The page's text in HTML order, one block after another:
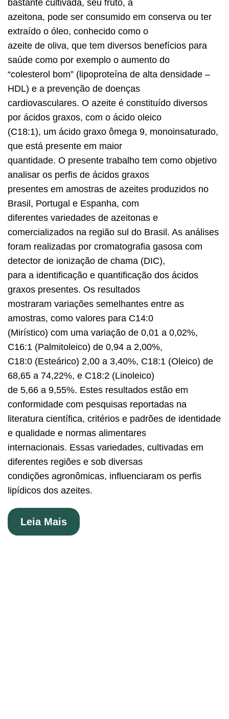
bastante cultivada, seu fruto, a
azeitona, pode ser consumido em conserva ou ter
extraído o óleo, conhecido como o
azeite de oliva, que tem diversos benefícios para
saúde como por exemplo o aumento do
“colesterol bom” (lipoproteína de alta densidade –
HDL) e a prevenção de doenças
cardiovasculares. O azeite é constituído diversos
por ácidos graxos, com o ácido oleico
(C18:1), um ácido graxo ômega 9, monoinsaturado,
que está presente em maior
quantidade. O presente trabalho tem como objetivo
analisar os perfis de ácidos graxos
presentes em amostras de azeites produzidos no
Brasil, Portugal e Espanha, com
diferentes variedades de azeitonas e
comercializados na região sul do Brasil. As análises
foram realizadas por cromatografia gasosa com
detector de ionização de chama (DIC),
para a identificação e quantificação dos ácidos
graxos presentes. Os resultados
mostraram variações semelhantes entre as
amostras, como valores para C14:0
(Mirístico) com uma variação de 0,01 a 0,02%,
C16:1 (Palmitoleico) de 0,94 a 2,00%,
C18:0 (Esteárico) 2,00 a 3,40%, C18:1 (Oleico) de
68,65 a 74,22%, e C18:2 (Linoleico)
de 5,66 a 9,55%. Estes resultados estão em
conformidade com pesquisas reportadas na
literatura científica, critérios e padrões de identidade
e qualidade e normas alimentares
internacionais. Essas variedades, cultivadas em
diferentes regiões e sob diversas
condições agronômicas, influenciaram os perfis
lipídicos dos azeites.
Leia Mais